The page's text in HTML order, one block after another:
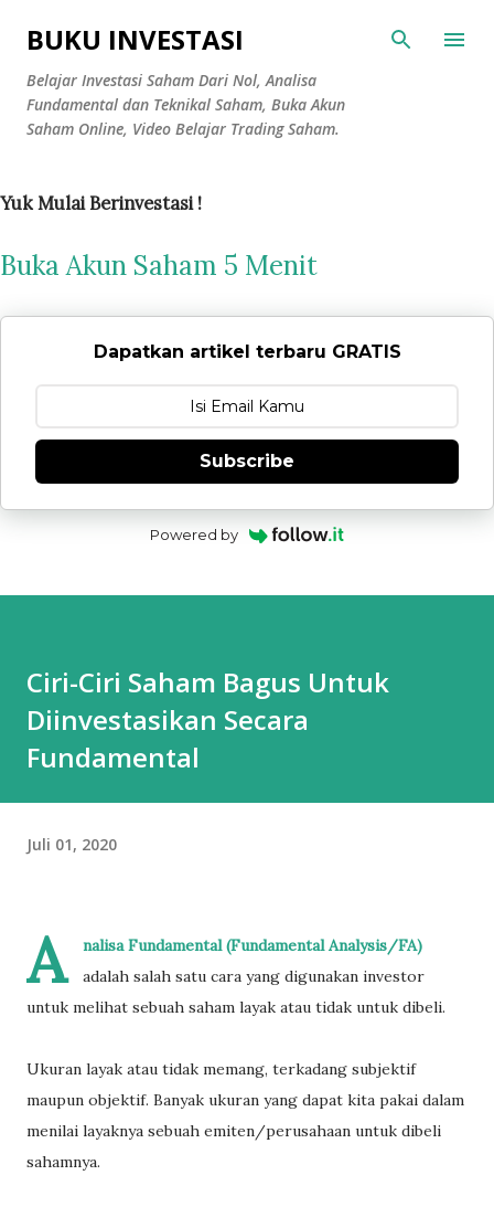
Langsung ke konten utama
BUKU INVESTASI
Belajar Investasi Saham Dari Nol, Analisa
Fundamental dan Teknikal Saham, Buka Akun
Saham Online, Video Belajar Trading Saham.
Yuk Mulai Berinvestasi !
Buka Akun Saham 5 Menit
Dapatkan artikel terbaru GRATIS
Subscribe
Powered by
Ciri-Ciri Saham Bagus Untuk
Diinvestasikan Secara
Fundamental
Juli 01, 2020
A
nalisa Fundamental (Fundamental Analysis/FA)
adalah salah satu cara yang digunakan investor
untuk melihat sebuah saham layak atau tidak untuk dibeli.
Ukuran layak atau tidak memang, terkadang subjektif
maupun objektif. Banyak ukuran yang dapat kita pakai dalam
menilai layaknya sebuah emiten/perusahaan untuk dibeli
sahamnya.